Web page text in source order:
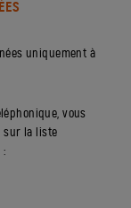
uniquement à
vous
sur la liste
: